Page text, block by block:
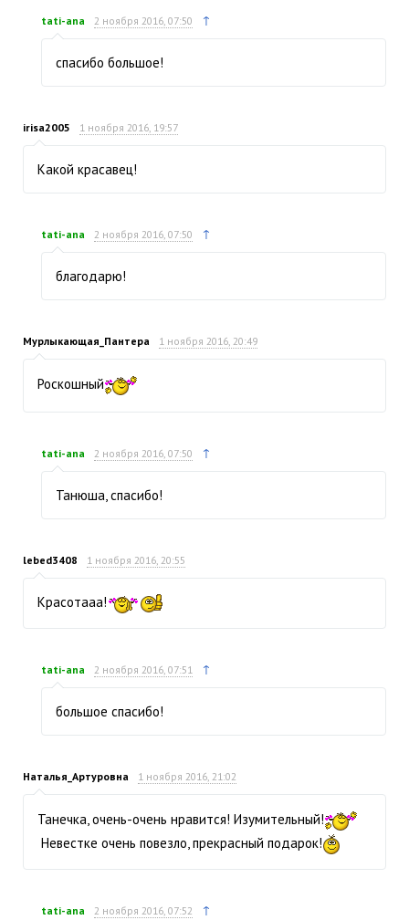
tati-ana 2 ноября 2016, 07:50 ↑
спасибо большое!
irisa2005 1 ноября 2016, 19:57
Какой красавец!
tati-ana 2 ноября 2016, 07:50 ↑
благодарю!
Мурлыкающая_Пантера 1 ноября 2016, 20:49
Роскошный
tati-ana 2 ноября 2016, 07:50 ↑
Танюша, спасибо!
lebed3408 1 ноября 2016, 20:55
Красотааа!
tati-ana 2 ноября 2016, 07:51 ↑
большое спасибо!
Наталья_Артуровна 1 ноября 2016, 21:02
Танечка, очень-очень нравится! Изумительный!
Невестке очень повезло, прекрасный подарок!
tati-ana 2 ноября 2016, 07:52 ↑